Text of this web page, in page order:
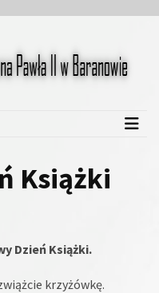
im.
Baranowie
Książki
Dzień Książki.
krzyżówkę.